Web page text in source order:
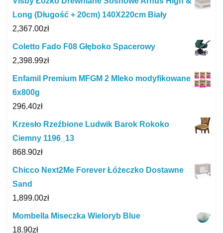
Long (Długość + 20cm) 140X220cm Biały
2,367.00zł
Coletto Fado F08 Głęboko Spacerowy
2,398.99zł
Enfamil Premium MFGM 2 Mleko modyfikowane
6x800g
296.40zł
Krzesło Rzeźbione Ludwik Barok Rokoko
Ciemny 1196_13
868.90zł
Chicco Next2Me Forever Łóżeczko Dostawne
Sand
1,899.00zł
Mombella Miseczka Wieloryb Blue
18.90zł